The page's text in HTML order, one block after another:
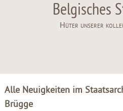
Belgisches
Hüter unserer
Alle Neuigkeiten im
Brügge